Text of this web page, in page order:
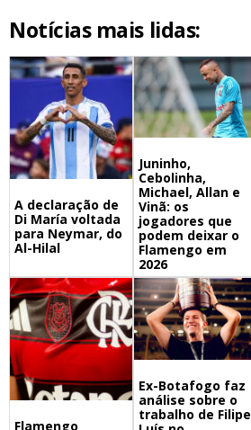
Notícias mais lidas:
A declaração de
Di María voltada
para Neymar, do
Al-Hilal
Juninho,
Cebolinha,
Michael, Allan e
Vinã: os
jogadores que
podem deixar o
Flamengo em
2026
Flamengo
Ex-Botafogo faz
análise sobre o
trabalho de Filipe